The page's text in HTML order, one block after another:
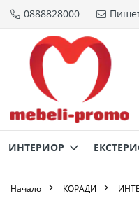
Прескачане
съдържанието
0888828000
ИНТЕРИОР
Начало КОРАДИ